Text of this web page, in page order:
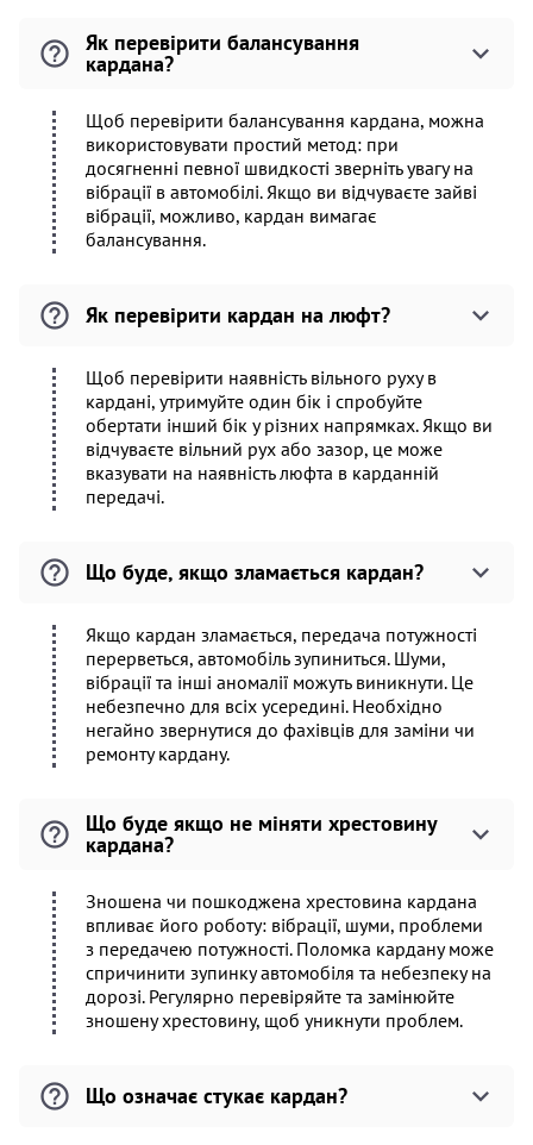
Як перевірити балансування
кардана?
Щоб перевірити балансування кардана, можна
використовувати простий метод: при
досягненні певної швидкості зверніть увагу на
вібрації в автомобілі. Якщо ви відчуваєте зайві
вібрації, можливо, кардан вимагає
балансування.
Як перевірити кардан на люфт?
Щоб перевірити наявність вільного руху в
кардані, утримуйте один бік і спробуйте
обертати інший бік у різних напрямках. Якщо ви
відчуваєте вільний рух або зазор, це може
вказувати на наявність люфта в карданній
передачі.
Що буде, якщо зламається кардан?
Якщо кардан зламається, передача потужності
перерветься, автомобіль зупиниться. Шуми,
вібрації та інші аномалії можуть виникнути. Це
небезпечно для всіх усередині. Необхідно
негайно звернутися до фахівців для заміни чи
ремонту кардану.
Що буде якщо не міняти хрестовину
кардана?
Зношена чи пошкоджена хрестовина кардана
впливає його роботу: вібрації, шуми, проблеми
з передачею потужності. Поломка кардану може
спричинити зупинку автомобіля та небезпеку на
дорозі. Регулярно перевіряйте та замінюйте
зношену хрестовину, щоб уникнути проблем.
Що означає стукає кардан?